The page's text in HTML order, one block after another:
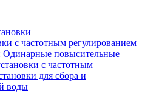
с частотным регулированием
Одинарные повысительные
с частотным
для сбора и
воды